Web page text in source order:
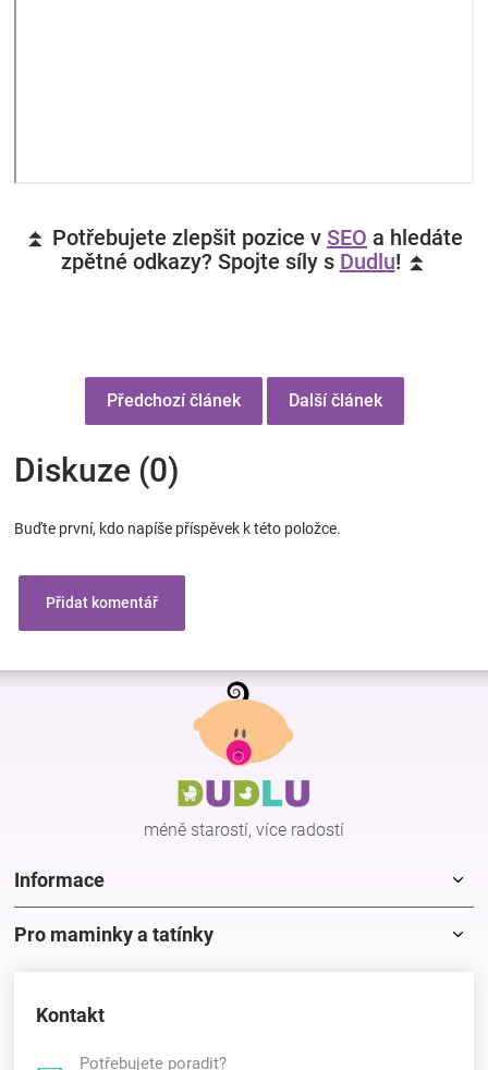
⏫ Potřebujete zlepšit pozice v SEO a hledáte
zpětné odkazy? Spojte síly s Dudlu! ⏫
Předchozí článek Další článek
Diskuze (0)
Buďte první, kdo napíše příspěvek k této položce.
Přidat komentář
Z
méně starostí, více radostí
Informace
Pro maminky a tatínky
Kontakt
Potřebujete poradit?